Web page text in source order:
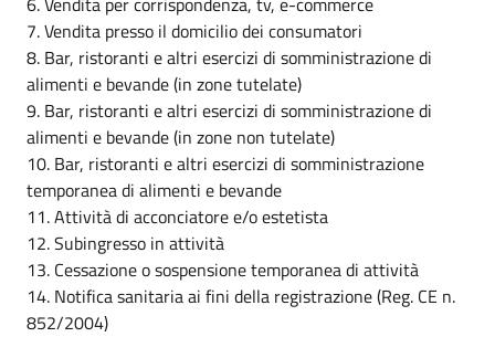
7. Vendita presso il domicilio dei consumatori
8. Bar, ristoranti e altri esercizi di somministrazione di
alimenti e bevande (in zone tutelate)
9. Bar, ristoranti e altri esercizi di somministrazione di
alimenti e bevande (in zone non tutelate)
10. Bar, ristoranti e altri esercizi di somministrazione
temporanea di alimenti e bevande
11. Attività di acconciatore e/o estetista
12. Subingresso in attività
13. Cessazione o sospensione temporanea di attività
14. Notifica sanitaria ai fini della registrazione (Reg. CE n.
852/2004)